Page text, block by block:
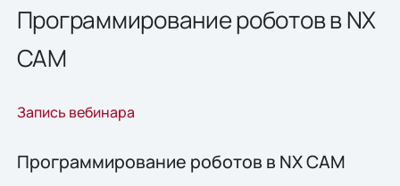
Программирование роботов в NX
CAM
Запись вебинара
Программирование роботов в NX CAM